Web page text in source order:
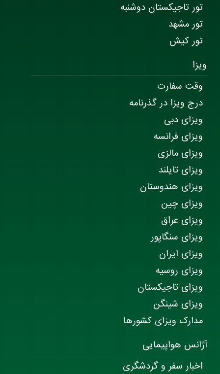
تور تاجیکستان دوشنبه
تور مشهد
تور کیش
ویزا
وقت سفارت
درج ویزا در گذرنامه
ویزای دبی
ویزای فرانسه
ویزای مالزی
ویزای تایلند
ویزای هندوستان
ویزای چین
ویزای عراق
ویزای سنگاپور
ویزای ایران
ویزای روسیه
ویزای تاجیکستان
ویزای شینگن
مدارک ویزای کشورها
آژانس هواپیمایی
اخبار سفر و گردشگری